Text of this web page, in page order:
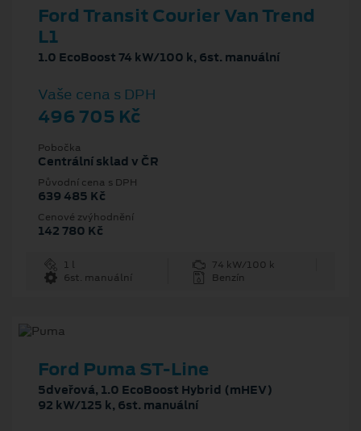
Ford Transit Courier Van Trend
L1
1.0 EcoBoost 74 kW/100 k, 6st. manuální
Vaše cena s DPH
496 705 Kč
Pobočka
Centrální sklad v ČR
Původní cena s DPH
639 485 Kč
Cenové zvýhodnění
142 780 Kč
1 l
74 kW/100 k
6st. manuální
Benzín
Ford Puma ST-Line
5dveřová, 1.0 EcoBoost Hybrid (mHEV)
92 kW/125 k, 6st. manuální